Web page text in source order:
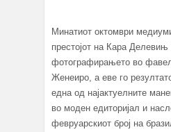
Минатиот октомври
престојот на Кара
фотографирањето во
Женеиро, а еве го
една од најактуелните
во моден едиторијал и
февруарскиот број на